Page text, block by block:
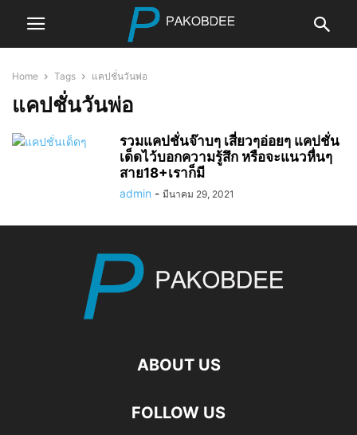
Home Tags แคปชั่นวันพ่อ
แคปชั่นวันพ่อ
รวมแคปชั่นจ๊าบๆ เสี่ยวๆอ่อยๆ แคปชั่น
เด็ดไว้บอกความรู้สึก หรือจะแนวหื่นๆ
สาย18+เราก็มี
admin - มีนาคม 29, 2021
ABOUT US
FOLLOW US